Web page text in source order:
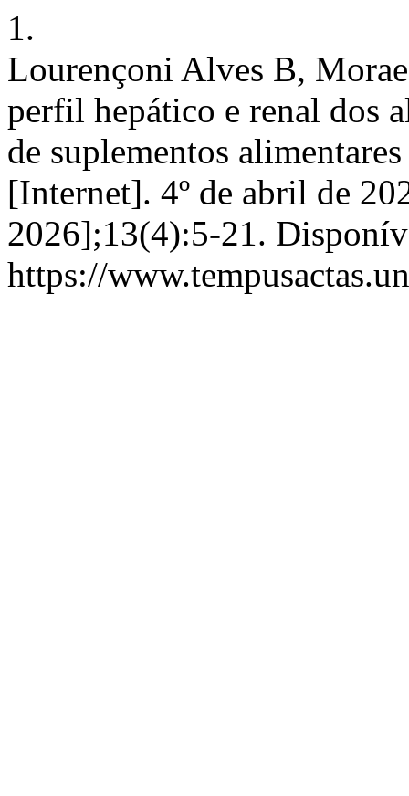
1.
Lourençoni Alves B,
perfil hepático e renal dos
de suplementos
[Internet]. 4º de abril de
2026];13(4):5-21.
https://